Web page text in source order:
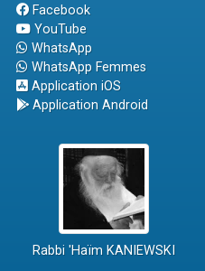
Facebook
YouTube
WhatsApp
WhatsApp Femmes
Application iOS
Application Android
Rabbi 'Haïm KANIEWSKI